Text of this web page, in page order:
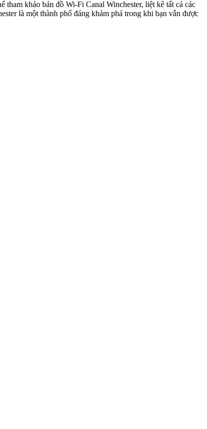
khảo bản đồ Wi-Fi Canal Winchester, liệt kê tất cả các
là một thành phố đáng khám phá trong khi bạn vẫn được